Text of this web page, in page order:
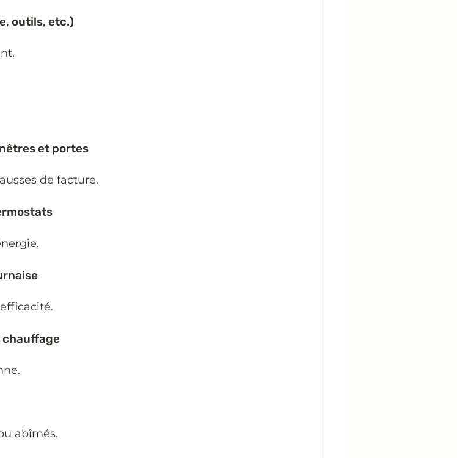
outils, etc.)
et portes
de facture.
chauffage
abîmés.